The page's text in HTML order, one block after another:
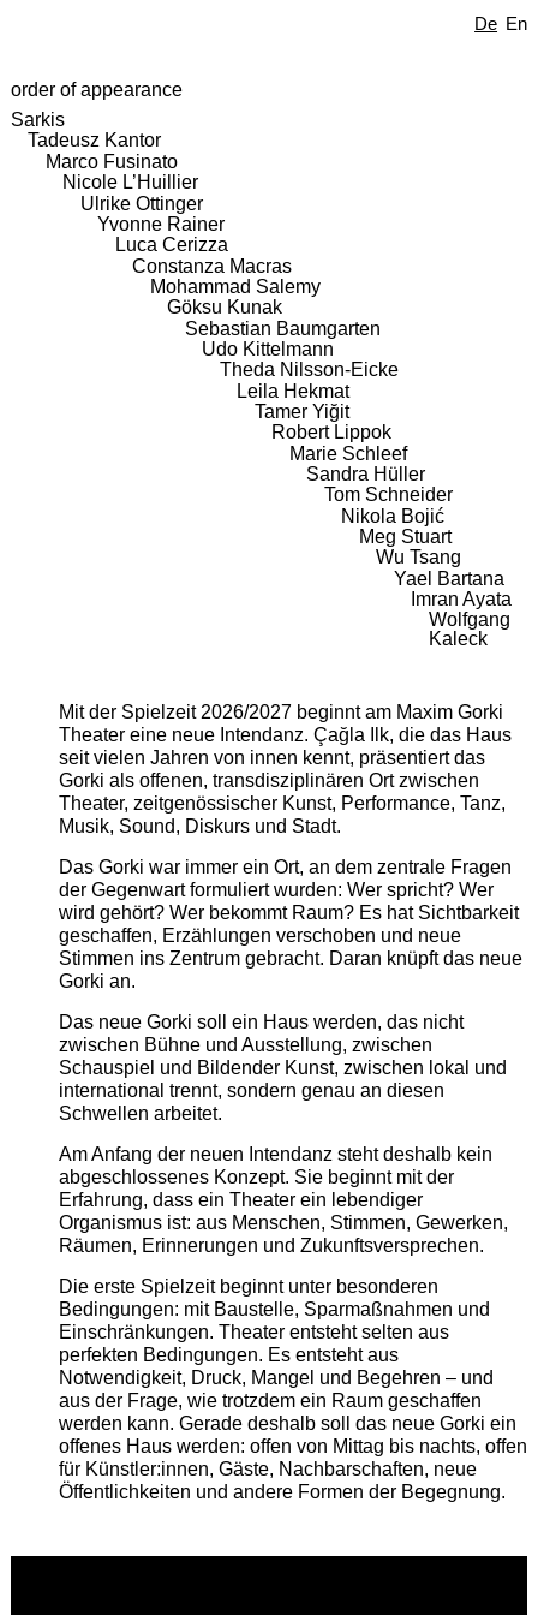
De En
order of appearance
Sarkis
Tadeusz Kantor
Marco Fusinato
Nicole L’Huillier
Ulrike Ottinger
Yvonne Rainer
Luca Cerizza
Constanza Macras
Mohammad Salemy
Göksu Kunak
Sebastian Baumgarten
Udo Kittelmann
Theda Nilsson-Eicke
Leila Hekmat
Tamer Yiğit
Robert Lippok
Marie Schleef
Sandra Hüller
Tom Schneider
Nikola Bojić
Meg Stuart
Wu Tsang
Yael Bartana
Imran Ayata
Wolfgang
Kaleck
Mit der Spielzeit 2026/2027 beginnt am Maxim Gorki
Theater eine neue Intendanz. Çağla Ilk, die das Haus
seit vielen Jahren von innen kennt, präsentiert das
Gorki als offenen, transdisziplinären Ort zwischen
Theater, zeitgenössischer Kunst, Performance, Tanz,
Musik, Sound, Diskurs und Stadt.
Das Gorki war immer ein Ort, an dem zentrale Fragen
der Gegenwart formuliert wurden: Wer spricht? Wer
wird gehört? Wer bekommt Raum? Es hat Sichtbarkeit
geschaffen, Erzählungen verschoben und neue
Stimmen ins Zentrum gebracht. Daran knüpft das neue
Gorki an.
Das neue Gorki soll ein Haus werden, das nicht
zwischen Bühne und Ausstellung, zwischen
Schauspiel und Bildender Kunst, zwischen lokal und
international trennt, sondern genau an diesen
Schwellen arbeitet.
Am Anfang der neuen Intendanz steht deshalb kein
abgeschlossenes Konzept. Sie beginnt mit der
Erfahrung, dass ein Theater ein lebendiger
Organismus ist: aus Menschen, Stimmen, Gewerken,
Räumen, Erinnerungen und Zukunftsversprechen.
Die erste Spielzeit beginnt unter besonderen
Bedingungen: mit Baustelle, Sparmaßnahmen und
Einschränkungen. Theater entsteht selten aus
perfekten Bedingungen. Es entsteht aus
Notwendigkeit, Druck, Mangel und Begehren – und
aus der Frage, wie trotzdem ein Raum geschaffen
werden kann. Gerade deshalb soll das neue Gorki ein
offenes Haus werden: offen von Mittag bis nachts, offen
für Künstler:innen, Gäste, Nachbarschaften, neue
Öffentlichkeiten und andere Formen der Begegnung.